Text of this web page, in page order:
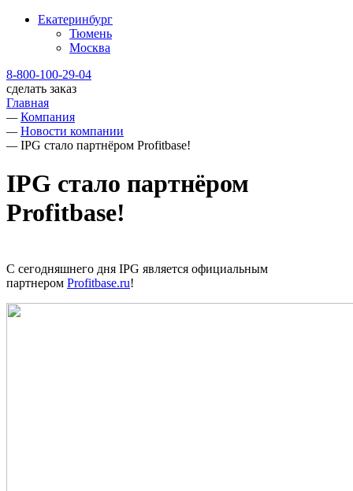
Екатеринбург
Тюмень
Москва
8-800-100-29-04
сделать заказ
Главная
— Компания
— Новости компании
— IPG стало партнёром Profitbase!
IPG стало партнёром
Profitbase!
С сегодняшнего дня IPG является официальным
партнером Profitbase.ru!